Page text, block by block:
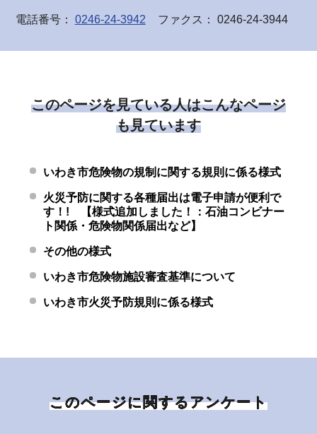
電話番号： 0246-24-3942 ファクス： 0246-24-3944
このページを見ている人はこんなページ
も見ています
いわき市危険物の規制に関する規則に係る様式
火災予防に関する各種届出は電子申請が便利で
す！! 【様式追加しました！：石油コンビナー
ト関係・危険物関係届出など】
その他の様式
いわき市危険物施設審査基準について
いわき市火災予防規則に係る様式
このページに関するアンケート